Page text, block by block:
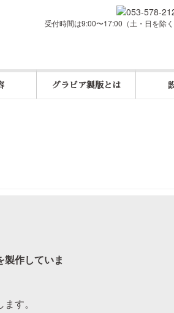
受付時間は9:00〜17:00（土・日を除く
グラビア製版とは
製作していま
す。